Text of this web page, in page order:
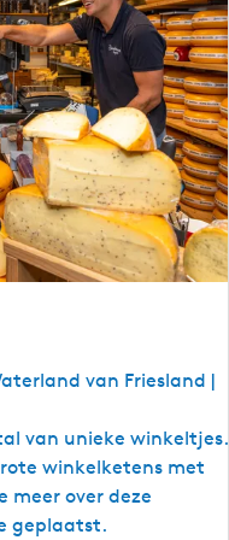
van Friesland |
van unieke winkeltjes.
winkelketens met
meer over deze
geplaatst.